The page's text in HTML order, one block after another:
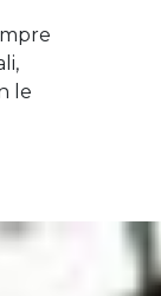
le